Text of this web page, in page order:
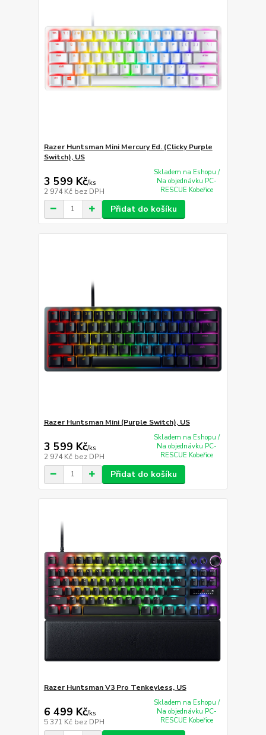
Razer Huntsman Mini Mercury Ed. (Clicky Purple
Switch), US
3 599 Kč/ks
2 974 Kč bez DPH
Skladem na Eshopu /
Na objednávku PC-
RESCUE Kobeřice
Přidat do košíku
Razer Huntsman Mini (Purple Switch), US
3 599 Kč/ks
2 974 Kč bez DPH
Skladem na Eshopu /
Na objednávku PC-
RESCUE Kobeřice
Přidat do košíku
Razer Huntsman V3 Pro Tenkeyless, US
6 499 Kč/ks
5 371 Kč bez DPH
Skladem na Eshopu /
Na objednávku PC-
RESCUE Kobeřice